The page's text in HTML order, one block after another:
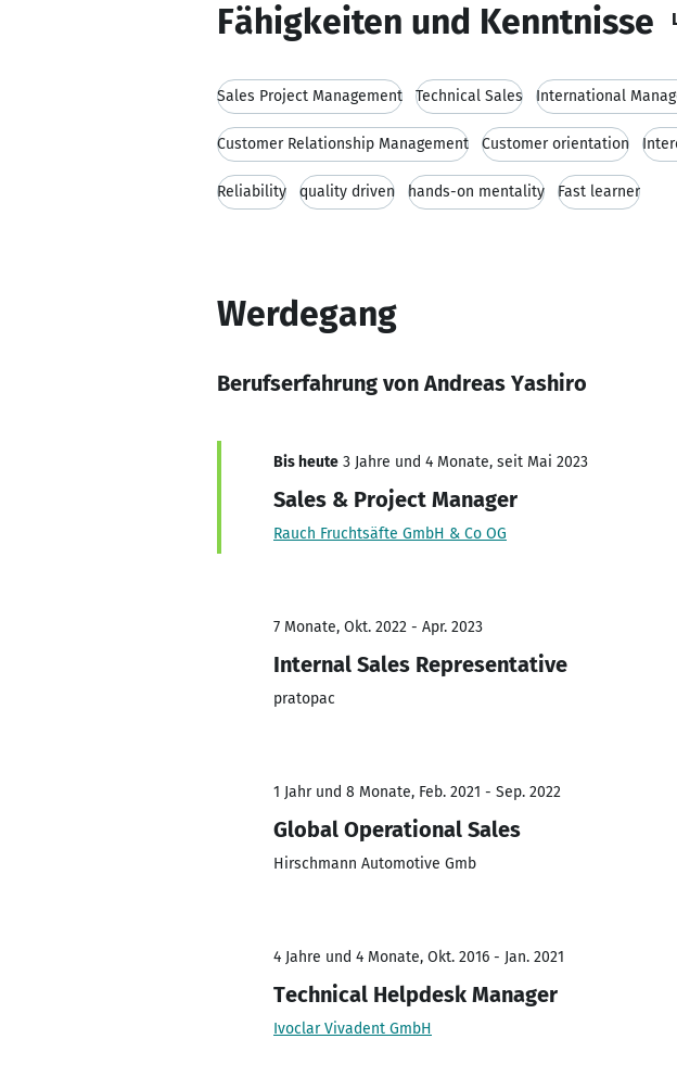
Fähigkeiten und Kenntnisse
Sales Project Management Technical Sales International
Customer Relationship Management Customer orientation
Reliability quality driven hands-on mentality Fast learner
Werdegang
Berufserfahrung von Andreas Yashiro
Bis heute 3 Jahre und 4 Monate, seit Mai 2023
Sales & Project Manager
Rauch Fruchtsäfte GmbH & Co OG
7 Monate, Okt. 2022 - Apr. 2023
Internal Sales Representative
pratopac
1 Jahr und 8 Monate, Feb. 2021 - Sep. 2022
Global Operational Sales
Hirschmann Automotive Gmb
4 Jahre und 4 Monate, Okt. 2016 - Jan. 2021
Technical Helpdesk Manager
Ivoclar Vivadent GmbH